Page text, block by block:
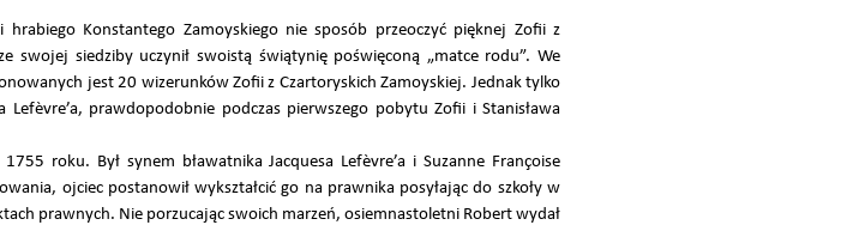
Konstantego Zamoyskiego nie sposób przeoczyć pięknej Zofii z
swojej siedziby uczynił swoistą świątynię poświęconą „matce rodu”. We
jest 20 wizerunków Zofii z Czartoryskich Zamoyskiej. Jednak tylko
prawdopodobnie podczas pierwszego pobytu Zofii i Stanisława
roku. Był synem bławatnika Jacquesa Lefèvre’a i Suzanne Françoise
ojciec postanowił wykształcić go na prawnika posyłając do szkoły w
prawnych. Nie porzucając swoich marzeń, osiemnastoletni Robert wydał